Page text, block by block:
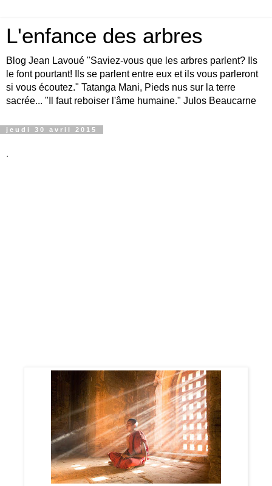
L'enfance des arbres
Blog Jean Lavoué "Saviez-vous que les arbres parlent? Ils
le font pourtant! Ils se parlent entre eux et ils vous parleront
si vous écoutez." Tatanga Mani, Pieds nus sur la terre
sacrée... "Il faut reboiser l'âme humaine." Julos Beaucarne
jeudi 30 avril 2015
.